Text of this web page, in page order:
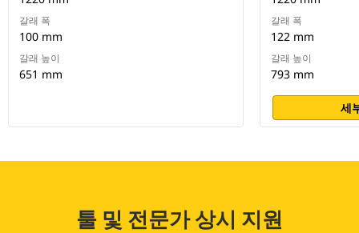
갈래 폭
100 mm
갈래 높이
651 mm
갈래 폭
122 mm
갈래 높이
793 mm
세
툴 및 전문가 상시 지원